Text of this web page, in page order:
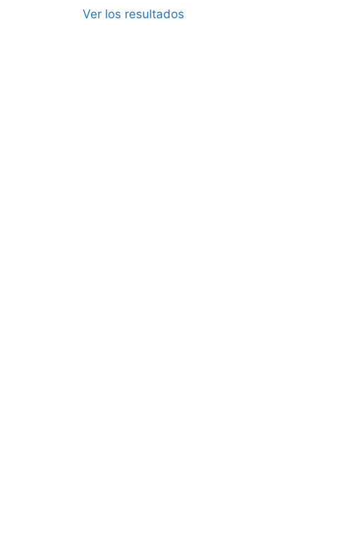
Ver los resultados